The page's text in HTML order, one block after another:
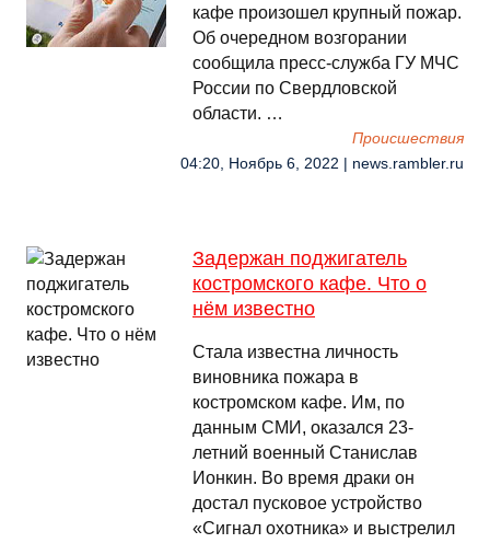
кафе произошел крупный пожар.
Об очередном возгорании
сообщила пресс-служба ГУ МЧС
России по Свердловской
области. …
Происшествия
04:20, Ноябрь 6, 2022 | news.rambler.ru
Задержан поджигатель
костромского кафе. Что о
нём известно
Стала известна личность
виновника пожара в
костромском кафе. Им, по
данным СМИ, оказался 23-
летний военный Станислав
Ионкин. Во время драки он
достал пусковое устройство
«Сигнал охотника» и выстрелил